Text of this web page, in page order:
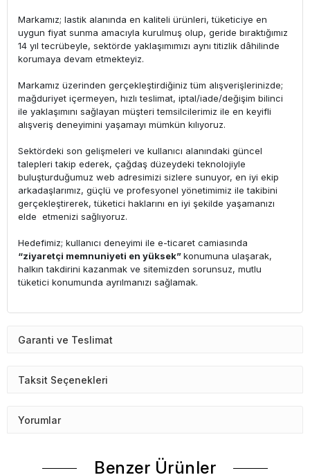
Markamız; lastik alanında en kaliteli ürünleri, tüketiciye en
uygun fiyat sunma amacıyla kurulmuş olup, geride bıraktığımız
14 yıl tecrübeyle, sektörde yaklaşımımızı aynı titizlik dâhilinde
korumaya devam etmekteyiz.
Markamız üzerinden gerçekleştirdiğiniz tüm alışverişlerinizde;
mağduriyet içermeyen, hızlı teslimat, iptal/iade/değişim bilinci
ile yaklaşımını sağlayan müşteri temsilcilerimiz ile en keyifli
alışveriş deneyimini yaşamayı mümkün kılıyoruz.
Sektördeki son gelişmeleri ve kullanıcı alanındaki güncel
talepleri takip ederek, çağdaş düzeydeki teknolojiyle
buluşturduğumuz web adresimizi sizlere sunuyor, en iyi ekip
arkadaşlarımız, güçlü ve profesyonel yönetimimiz ile takibini
gerçekleştirerek, tüketici haklarını en iyi şekilde yaşamanızı
elde etmenizi sağlıyoruz.
Hedefimiz; kullanıcı deneyimi ile e-ticaret camiasında
“ziyaretçi memnuniyeti en yüksek”konumuna ulaşarak,
halkın takdirini kazanmak ve sitemizden sorunsuz, mutlu
tüketici konumunda ayrılmanızı sağlamak.
Garanti ve Teslimat
Taksit Seçenekleri
Yorumlar
Benzer Ürünler